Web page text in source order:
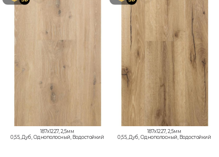
187x1227, 2,5мм
0,55, Дуб, Однополосный, Водостойкий
187x1227, 2,5мм
0,55, Дуб, Однополосный, Водостойкий